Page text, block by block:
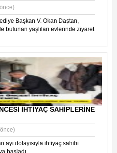
Başkan V. Okan Daştan,
bulunan yaşlıları evlerinde ziyaret
İHTİYAÇ SAHİPLERİNE
ayı dolayısıyla ihtiyaç sahibi